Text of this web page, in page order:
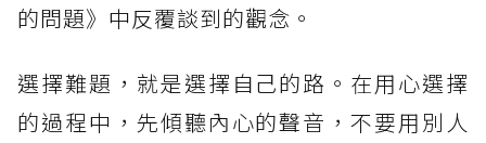
的問題》中反覆談到的觀念。
選擇難題，就是選擇自己的路。在用心選擇
的過程中，先傾聽內心的聲音，不要用別人